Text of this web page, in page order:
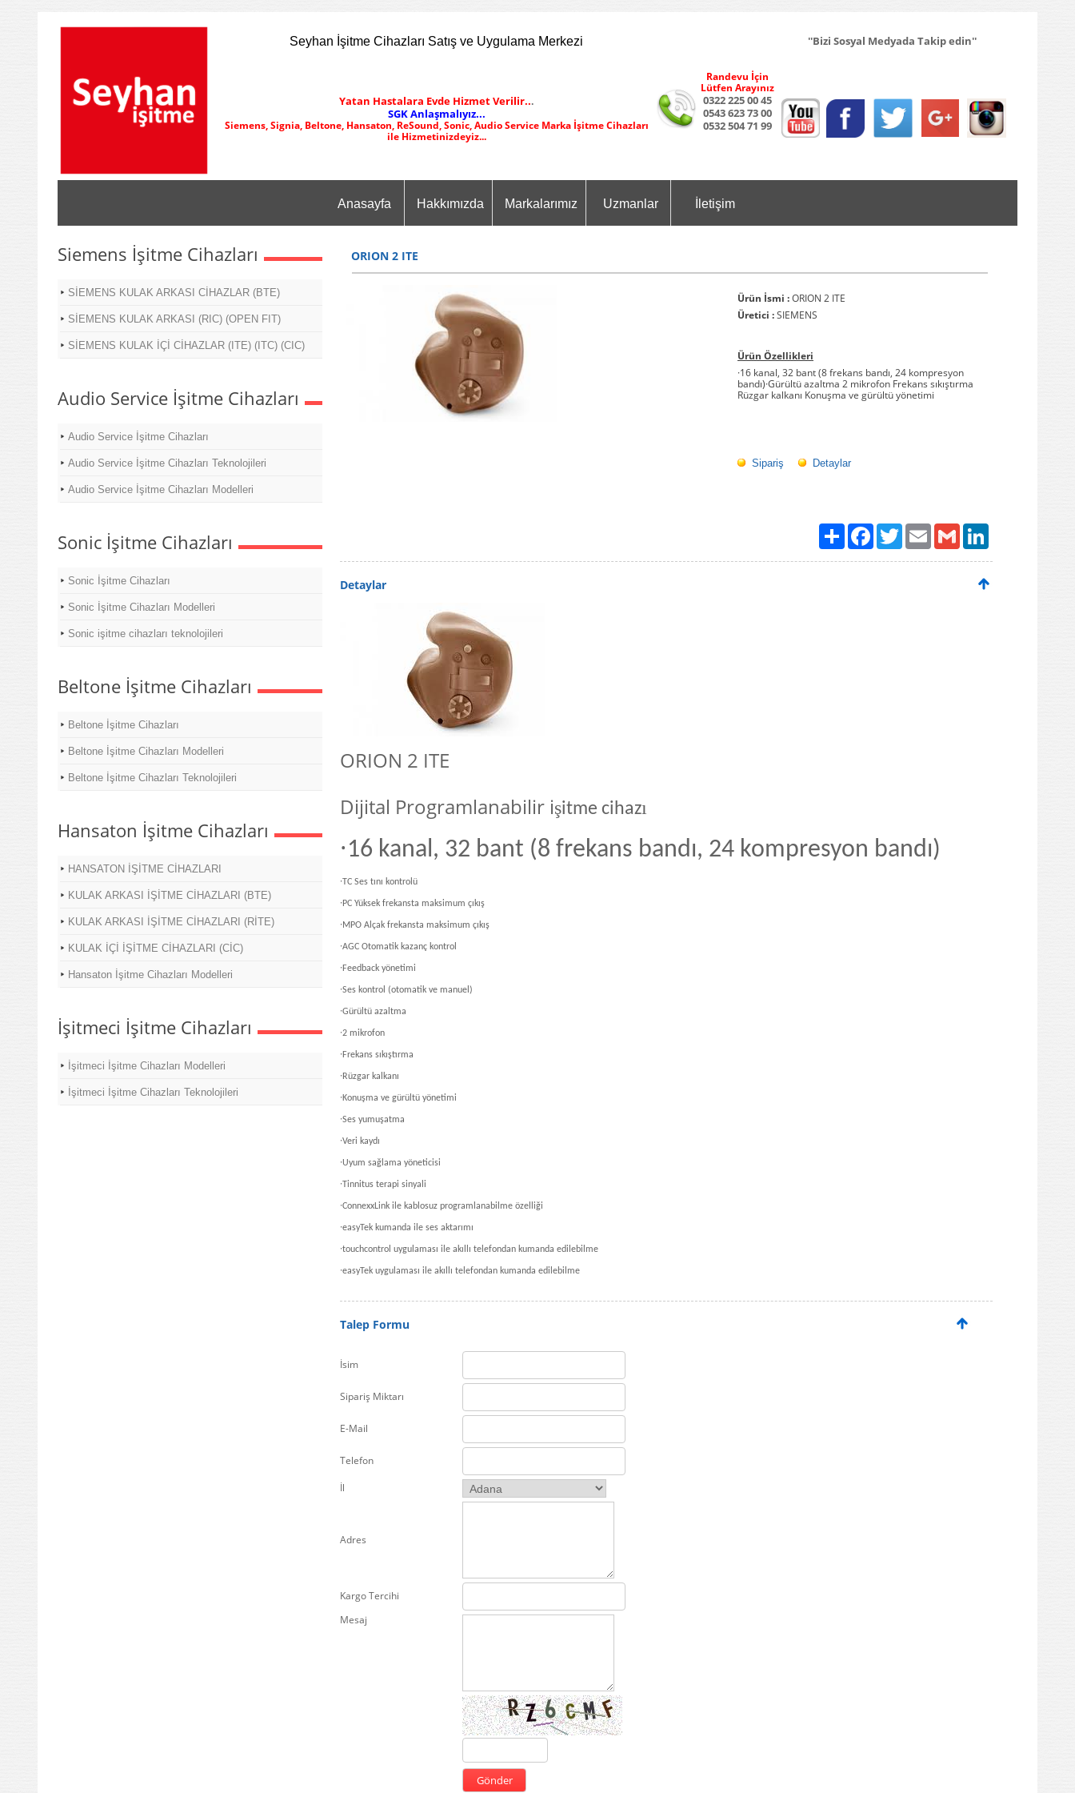
Seyhan İşitme Cihazları Satış ve Uygulama Merkezi
Randevu İçin
Lütfen Arayınız
0322 225 00 45
0543 623 73 00
0532 504 71 99
''Bizi Sosyal Medyada Takip edin''
Yatan Hastalara Evde Hizmet Verilir...
SGK Anlaşmalıyız...
Siemens, Signia, Beltone, Hansaton, ReSound, Sonic, Audio Service Marka İşitme Cihazları
ile Hizmetinizdeyiz...
Anasayfa Hakkımızda Markalarımız Uzmanlar İletişim
Siemens İşitme Cihazları
SİEMENS KULAK ARKASI CİHAZLAR (BTE)
SİEMENS KULAK ARKASI (RIC) (OPEN FIT)
SİEMENS KULAK İÇİ CİHAZLAR (ITE) (ITC) (CIC)
Audio Service İşitme Cihazları
Audio Service İşitme Cihazları
Audio Service İşitme Cihazları Teknolojileri
Audio Service İşitme Cihazları Modelleri
Sonic İşitme Cihazları
Sonic İşitme Cihazları
Sonic İşitme Cihazları Modelleri
Sonic işitme cihazları teknolojileri
Beltone İşitme Cihazları
Beltone İşitme Cihazları
Beltone İşitme Cihazları Modelleri
Beltone İşitme Cihazları Teknolojileri
Hansaton İşitme Cihazları
HANSATON İŞİTME CİHAZLARI
KULAK ARKASI İŞİTME CİHAZLARI (BTE)
KULAK ARKASI İŞİTME CİHAZLARI (RİTE)
KULAK İÇİ İŞİTME CİHAZLARI (CİC)
Hansaton İşitme Cihazları Modelleri
İşitmeci İşitme Cihazları
İşitmeci İşitme Cihazları Modelleri
İşitmeci İşitme Cihazları Teknolojileri
ORION 2 ITE
Ürün İsmi :ORION 2 ITE
Üretici :SIEMENS
Ürün Özellikleri
·16 kanal, 32 bant (8 frekans bandı, 24 kompresyon
bandı)·Gürültü azaltma 2 mikrofon Frekans sıkıştırma
Rüzgar kalkanı Konuşma ve gürültü yönetimi
Sipariş Detaylar
Paylaş FacebookTwitter Email Gmail
Detaylar
ORION 2 ITE
Dijital Programlanabilir işitme cihazı
·16 kanal, 32 bant (8 frekans bandı, 24 kompresyon bandı)
·TC Ses tını kontrolü
·PC Yüksek frekansta maksimum çıkış
·MPO Alçak frekansta maksimum çıkış
·AGC Otomatik kazanç kontrol
·Feedback yönetimi
·Ses kontrol (otomatik ve manuel)
·Gürültü azaltma
·2 mikrofon
·Frekans sıkıştırma
·Rüzgar kalkanı
·Konuşma ve gürültü yönetimi
·Ses yumuşatma
·Veri kaydı
·Uyum sağ lama yöneticisi
·Tinnitus terapi sinyali
·ConnexxLink ile kablosuz programlanabilme özelliği
·easyTek kumanda ile ses aktarımı
·touchcontrol uygulaması ile akı ı telefondan kumanda edilebilme
·easyTek uygulaması ile akı ı telefondan kumanda edilebilme
Talep Formu
İsim
Sipariş Miktarı
E-Mail
Telefon
İl
Adres
Kargo Tercihi
Mesaj